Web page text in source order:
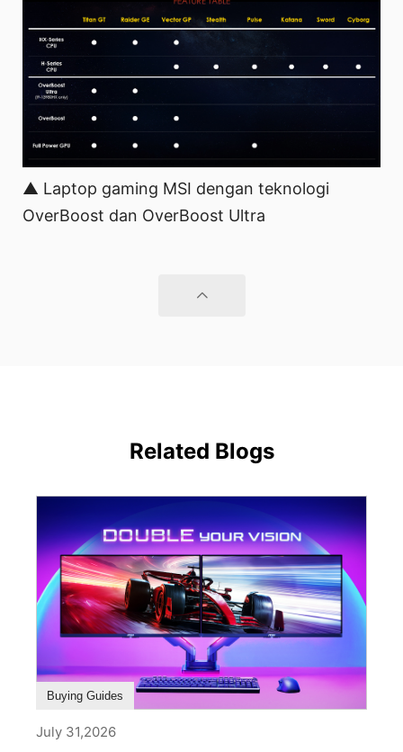
▲ Laptop gaming MSI dengan teknologi
OverBoost dan OverBoost Ultra
Related Blogs
Buying Guides
July 31,2026